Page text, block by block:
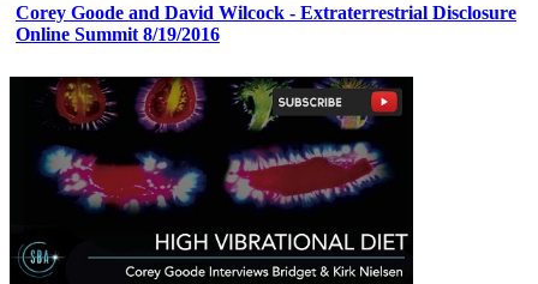
Corey Goode and David Wilcock - Extraterrestrial Disclosure
Online Summit 8/19/2016